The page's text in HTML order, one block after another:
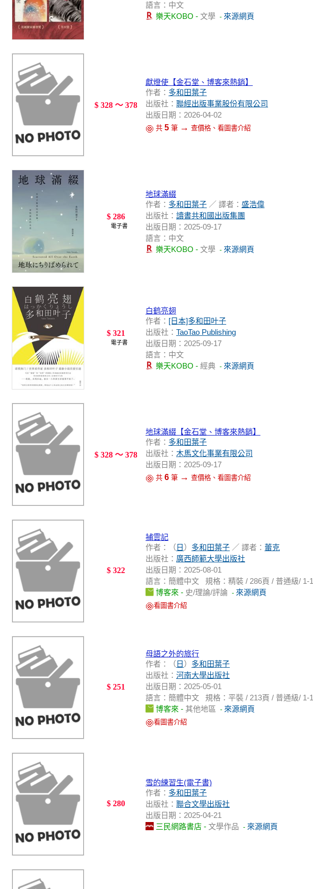
語言：中文
樂天KOBO - 文學 - 來源網頁
$ 328 ～ 378
獻燈使【金石堂、博客來熱銷】
作者： 多和田葉子
出版社： 聯經出版事業股份有限公司
出版日期：2026-04-02
共 5 筆 → 查價格、看圖書介紹
$ 286
電子書
地球滿綴
作者： 多和田葉子 ／ 譯者： 盛浩偉
出版社： 讀書共和國出版集團
出版日期：2025-09-17
語言：中文
樂天KOBO - 文學 - 來源網頁
$ 321
電子書
白鹤亮翅
作者： [日本]多和田叶子
出版社： TaoTao Publishing
出版日期：2025-09-17
語言：中文
樂天KOBO - 經典 - 來源網頁
$ 328 ～ 378
地球滿綴【金石堂、博客來熱銷】
作者： 多和田葉子
出版社： 木馬文化事業有限公司
出版日期：2025-09-17
共 6 筆 → 查價格、看圖書介紹
$ 322
捕雲記
作者：（ 日 ） 多和田葉子 ／ 譯者： 蕾克
出版社： 廣西師範大學出版社
出版日期：2025-08-01
語言：簡體中文 規格：精裝 / 286頁 / 普通級/ 1-1
博客來 - 史/理論/評論 - 來源網頁
看圖書介紹
$ 251
母語之外的旅行
作者：（ 日 ） 多和田葉子
出版社： 河南大學出版社
出版日期：2025-05-01
語言：簡體中文 規格：平裝 / 213頁 / 普通級/ 1-1
博客來 - 其他地區 - 來源網頁
看圖書介紹
$ 280
雪的練習生(電子書)
作者： 多和田葉子
出版社： 聯合文學出版社
出版日期：2025-04-21
三民網路書店 - 文學作品 - 來源網頁